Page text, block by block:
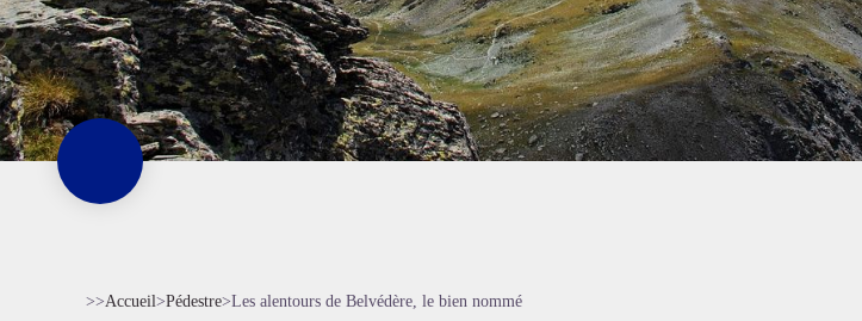
>>Accueil>Pédestre>Les alentours de Belvédère, le bien nommé